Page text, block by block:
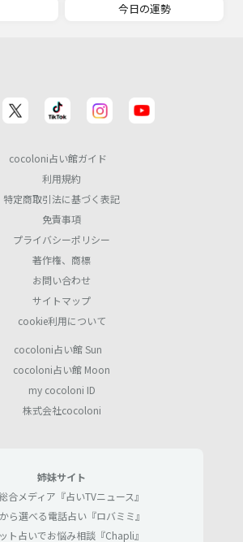
今日の運勢
cocoloni占い館ガイド
利用規約
特定商取引法に基づく表記
免責事項
プライバシーポリシー
著作権、商標
お問い合わせ
サイトマップ
cookie利用について
cocoloni占い館 Sun
cocoloni占い館 Moon
my cocoloni ID
株式会社cocoloni
姉妹サイト
合メディア『占いTVニュース』
ら選べる電話占い『ロバミミ』
ト占いでお悩み相談『Chapli』